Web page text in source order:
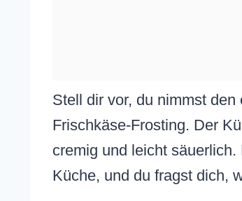
Stell dir vor, du nimmst
Frischkäse-Frosting. Der
cremig und leicht
Küche, und du fragst dich,